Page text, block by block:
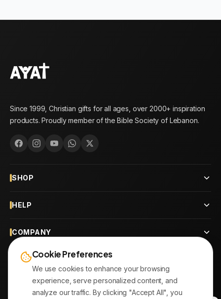
Since 1999, Christian gifts for all ages, over 2000+ inspiration
products. Proudly member of the Bible Society of Lebanon.
SHOP
HELP
COMPANY
CONTACT
OUR BRANCHES
Cookie Preferences
We use cookies to enhance your browsing
experience, serve personalized content, and
analyze our traffic. By clicking "Accept All", you